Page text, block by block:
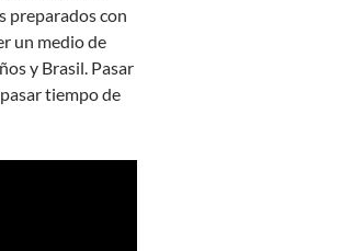
preparados con
un medio de
y Brasil. Pasar
tiempo de